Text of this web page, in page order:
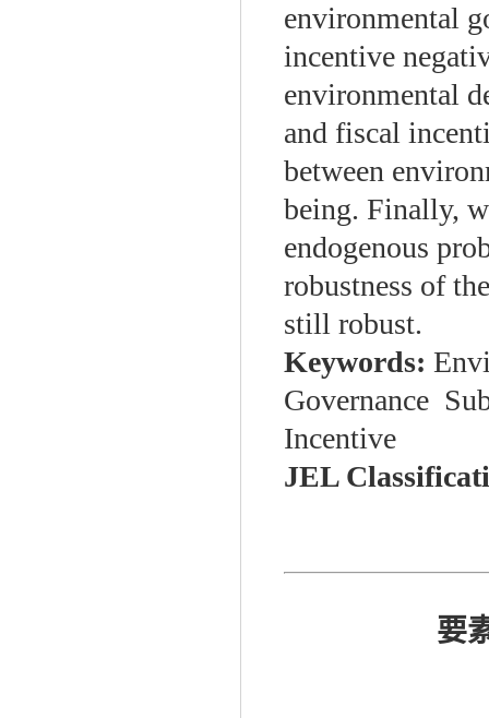
environmental
incentive
environmental
and fiscal
between
being. Finally,
endogenous
robustness of
still robust.
Keywords:
Governance
Incentive
JEL
要